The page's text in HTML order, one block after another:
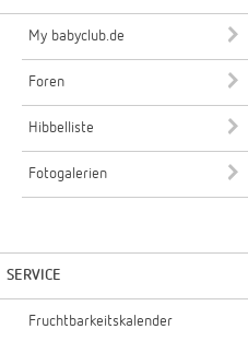
My babyclub.de
Foren
Hibbelliste
Fotogalerien
SERVICE
Fruchtbarkeitskalender